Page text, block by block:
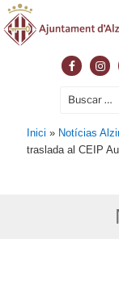
Facebook
Buscar
Inici » Notícias
traslada al CEIP